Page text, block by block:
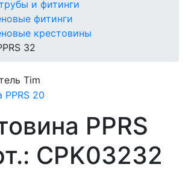
и фитинги
фитинги
крестовины
32
PPRS
CPK03232